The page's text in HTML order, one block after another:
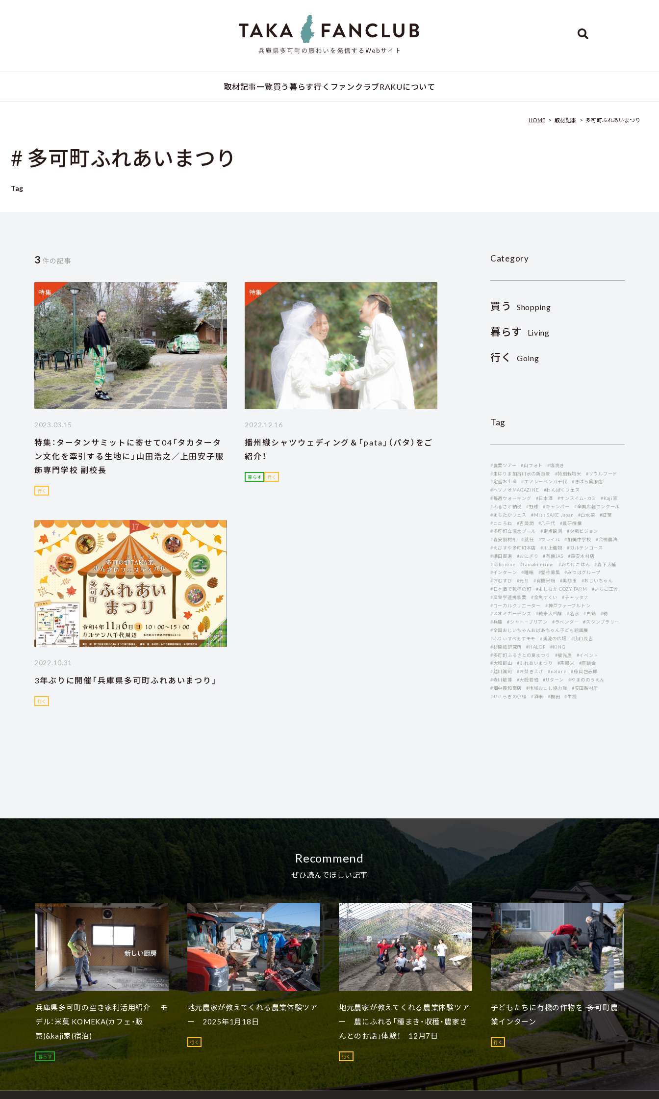
取材記事一覧買う 暮らす行く ファンクラブRAKUについて
HOME > 取材記事 > 多可町ふれあいまつり
# 多可町ふれあいまつり
Tag
3 件の記事
特集
2023.03.15
特集：タータンサミットに寄せて04「タカタータ
ン文化を牽引する生地に」山田浩之／上田安子服
飾専門学校 副校長
行く
特集
2022.12.16
播州織シャツウェディング＆「pata」（パタ）をご
紹介！
暮らす 行く
2022.10.31
3年ぶりに開催「兵庫県多可町ふれあいまつり」
行く
Category
買う Shopping
暮らす Living
行く Going
Tag
#農業ツアー #山フォト
#塩焼き
#東はりま加古川水の新百景
#特別栽培米
#ソウルフード
#定番お土産
#エアレーベン八千代
#きはら呉服店
#ヘソノオMAGAZINE
#わんぱくフェス
#毎週ウォーキング
#日本酒 #サンスイム・カミ
#Kaji家
#ふるさと納税
#野球 #キャンパー
#全国広報コンクール
#まちたかフェス
#Miss SAKE Japan #白水菜
#紅葉
#こころね
#吉岡潤 #八千代
#農研機構
#多可町立温水プール
#定点観測
#夕張ビジョン
#森安製材所
#就任 #フレイル #加美中学校
#合鴨農法
#えびすや多可町本店
#川上織物
#ガルテンコース
#棚田百選
#おにぎり #有機JAS
#森安木材店
#kokorone
#tamaki niime #卵かけごはん
#森下大輔
#インターン
#睡眠 #愛称募集
#みつばグループ
#おむすび
#元旦 #有機米粉 #黒葫玉
#おじいちゃん
#日本酒で乾杯の町
#よしなか COZY FARM
#いちご工舎
#産官学連携事業
#金魚すくい
#チャッタナ
#ローカルクリエーター
#神戸ファーブルトン
#スオミガーデンズ
#純米大吟醸 #名水 #白鶴
#紡
#兵庫
#シャトーブリアン #ラベンダー
#スタンプラリー
#全国おじいちゃんおばあちゃん子ども絵画展
#ふりぃすぺぇすモモ
#渓流の広場
#山口茂吉
#杉原紙研究所
#HALOP
#KING
#多可町ふるさとの夏まつり
#福光屋
#イベント
#大和郡山
#ふれあいまつり #茶穀米
#座談会
#越川誠司
#お焚き上げ #nature
#藤岡啓志郞
#寺川敏博
#大般若経 #Uターン
#やまののうえん
#畑中義和商店
#地域おこし協力隊
#安田製材所
#せせらぎの小径
#酒米 #棚田 #生機
Recommend
ぜひ読んでほしい記事
兵庫県多可町の空き家利活用紹介 モ
デル：米菓 KOMEKA(カフェ・販
売)&kaji家(宿泊)
暮らす
地元農家が教えてくれる農業体験ツア
ー 2025年1月18日
行く
地元農家が教えてくれる農業体験ツア
ー 農にふれる「種まき・収穫・農家さ
んとのお話」体験！ 12月7日
行く
子どもたちに有機の作物を ―― 多可町農
業インターン
行く